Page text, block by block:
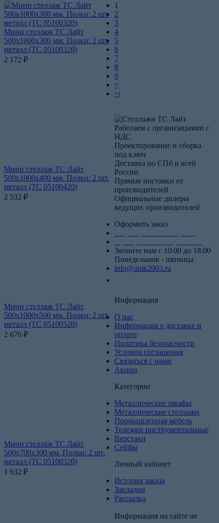
Мини стеллаж ТС Лайт
500х1000х300 мм. Полки: 2 шт.
металл (ТС 05100320)
2 172 ₽
Мини стеллаж ТС Лайт
500х1000х400 мм. Полки: 2 шт.
металл (ТС 05100420)
2 532 ₽
Мини стеллаж ТС Лайт
500х1000х500 мм. Полки: 2 шт.
металл (ТС 05100520)
2 670 ₽
Мини стеллаж ТС Лайт
500х700х300 мм. Полки: 2 шт.
металл (ТС 05100320)
1 632 ₽
1
2
3
4
5
6
7
8
9
>
>|
Работаем с организациями с
НДС
Проектирование и сборка
под ключ
Доставка по СПб и всей
России
Прямые поставки от
производителей
Официальные дилеры
ведущих производителей
Оформить заказ
Звоните нам с 10:00 до 18:00
Понедельник - пятница
info@amk2003.ru
Информация
О нас
Информация о доставке и
оплате
Политика безопасности
Условия соглашения
Связаться с нами
Акции
Категории
Металлические шкафы
Металлические стеллажи
Промышленная мебель
Тележки инструментальные
Верстаки
Сейфы
Личный кабинет
История заказа
Закладки
Рассылка
Информация на сайте не